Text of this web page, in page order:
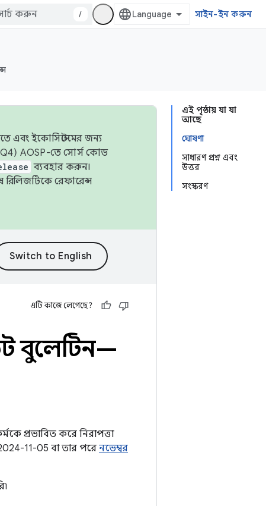
/ সাইন-ইন করুন
এই পৃষ্ঠায় যা যা
আছে
ঘোষণা
সাধারণ প্রশ্ন এবং
উত্তর
সংস্করণ
এবং ইকোসিস্টেমের জন্য
Q4) AOSP-তে সোর্স কোড
ব্যবহার করুন।
রিলিজটিকে রেফারেন্স
এটি কাজে লেগেছে?
বুলেটিন—
প্রভাবিত করে নিরাপত্তা
11-05 বা তার পরে নভেম্বর